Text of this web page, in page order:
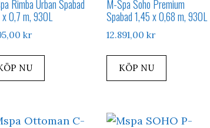
Rimba Urban Spabad
0,7 m, 930L
kr
NU
M-Spa Soho Premium
Spabad 1,45 x 0,68 m, 930L
12.891,00 kr
KÖP NU